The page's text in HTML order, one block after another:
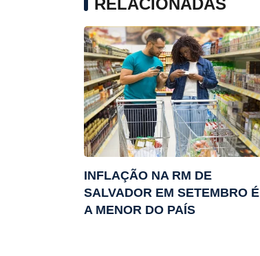
RELACIONADAS
INFLAÇÃO NA RM DE
SALVADOR EM SETEMBRO É
A MENOR DO PAÍS